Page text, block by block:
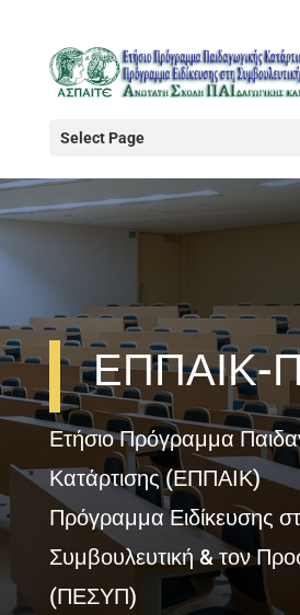
Select Page
ΕΠΠΑΙΚ-
Ετήσιο Πρόγραμμα
Κατάρτισης (ΕΠΠΑΙΚ)
Πρόγραμμα Ειδίκευσης
Συμβουλευτική & τον
(ΠΕΣΥΠ)